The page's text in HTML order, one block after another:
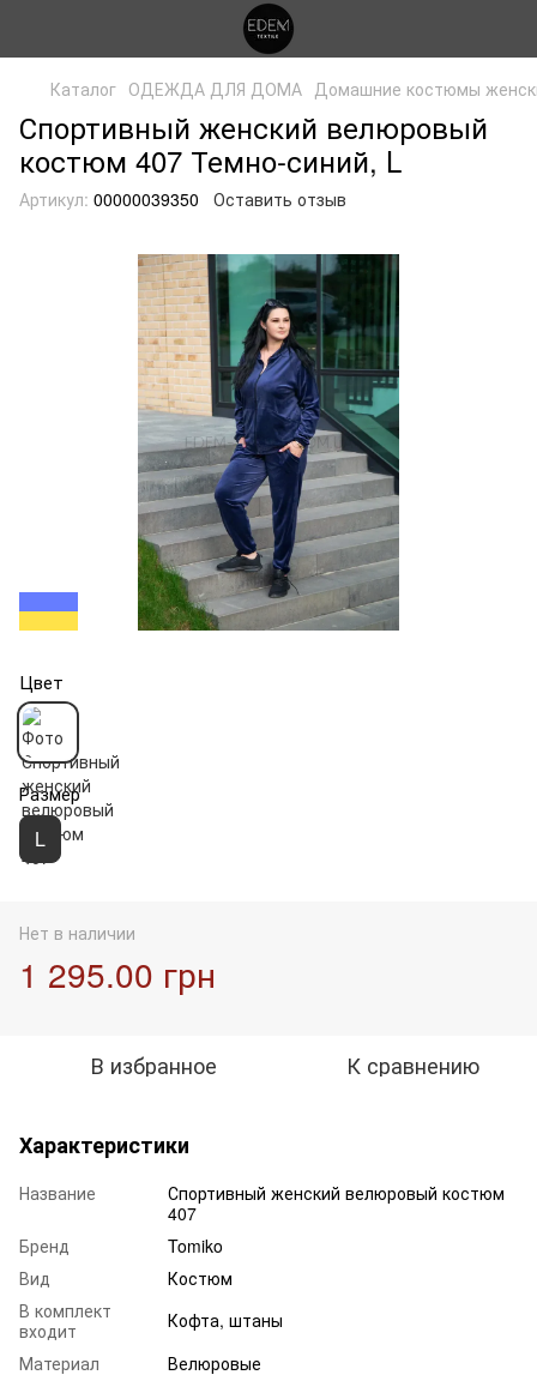
Каталог ОДЕЖДА ДЛЯ ДОМА Домашние костюмы
Спортивный женский велюровый
костюм 407 Темно-синий, L
Артикул: 00000039350 Оставить отзыв
Цвет
Размер
L
Нет в наличии
1 295.00 грн
В избранное К сравнению
Характеристики
Название
Спортивный женский велюровый костюм
407
Бренд
Tomiko
Вид
Костюм
В комплект
входит
Кофта, штаны
Материал
Велюровые